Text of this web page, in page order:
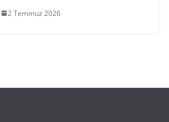
2 Temmuz 2026